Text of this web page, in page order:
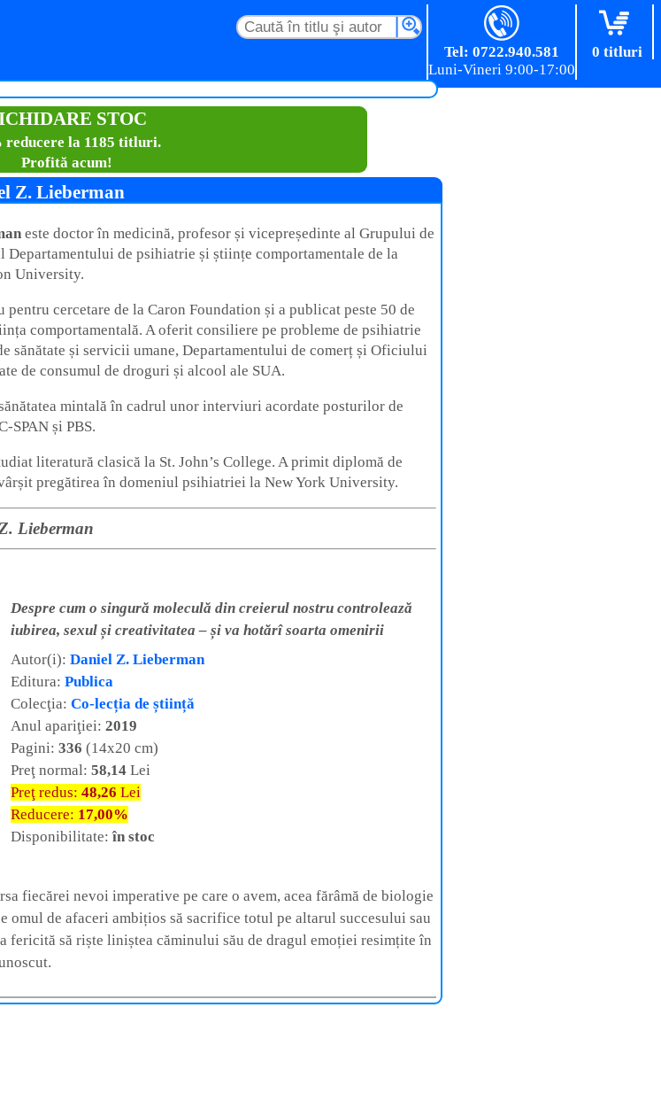
0 titluri
Tel: 0722.940.581
STOC
reducere la 1185 titluri.
Profită acum!
Z. Lieberman
este doctor în medicină, profesor și vicepreședinte al Grupului de
Departamentului de psihiatrie și științe comportamentale de la
University.
cercetare de la Caron Foundation și a publicat peste 50 de
comportamentală. A oferit consiliere pe probleme de psihiatrie
sănătate și servicii umane, Departamentului de comerț și Oficiului
de consumul de droguri și alcool ale SUA.
mintală în cadrul unor interviuri acordate posturilor de
SPAN și PBS.
literatură clasică la St. John’s College. A primit diplomă de
pregătirea în domeniul psihiatriei la New York University.
Lieberman
Despre cum o singură moleculă din creierul nostru controlează
iubirea, sexul și creativitatea – și va hotărî soarta omenirii
Autor(i): Daniel Z. Lieberman
Editura: Publica
Colecţia: Co-lecția de știință
Anul apariţiei: 2019
Pagini: 336 (14x20 cm)
Preţ normal: 58,14 Lei
Preţ redus: 48,26 Lei
Reducere: 17,00%
Disponibilitate:în stoc
fiecărei nevoi imperative pe care o avem, acea fărâmă de biologie
omul de afaceri ambițios să sacrifice totul pe altarul succesului sau
fericită să riște liniștea căminului său de dragul emoției resimțite în